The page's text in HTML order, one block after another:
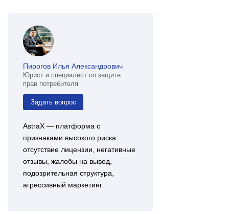
Пирогов Илья Александрович
Юрист и специалист по защите
прав потребителя
Задать вопрос
AstraX — платформа с
признаками высокого риска:
отсутствие лицензии, негативные
отзывы, жалобы на вывод,
подозрительная структура,
агрессивный маркетинг.